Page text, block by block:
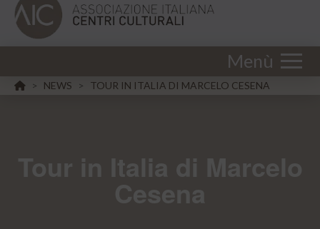
Menù
HOME
> NEWS > TOUR IN ITALIA DI MARCELO CESENA